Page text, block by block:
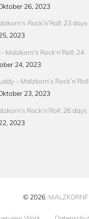
26, 2023
Rock’n’Roll: 23 days
2023
Malzkorn’s Rock’n’Roll: 24
24, 2023
– Malzkorn’s Rock’n’Roll:
23, 2023
Rock’n’Roll: 26 days
2023
© 2026